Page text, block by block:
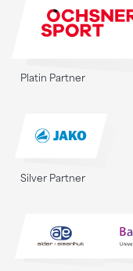
Platin Partner
Silver Partner